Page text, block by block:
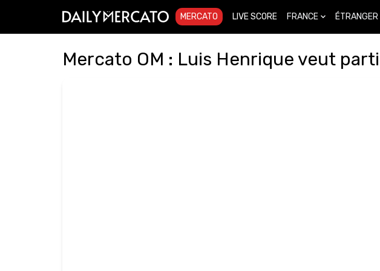
MERCATO LIVE SCORE FRANCE ÉTRANGER
Mercato OM : Luis Henrique veut